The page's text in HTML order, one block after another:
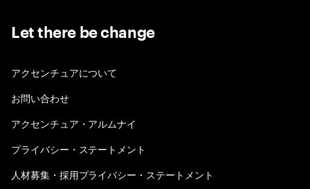
Let there be change
アクセンチュアについて
お問い合わせ
アクセンチュア・アルムナイ
プライバシー・ステートメント
人材募集・採用プライバシー・ステートメント